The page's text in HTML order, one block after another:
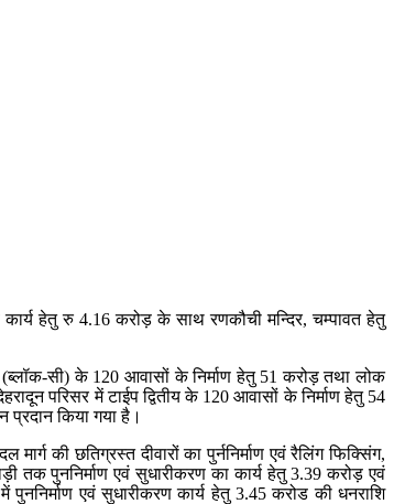
कार्य हेतु रु 4.16 करोड़ के साथ रणकौची मन्दिर, चम्पावत हेतु
(ब्लॉक-सी) के 120 आवासों के निर्माण हेतु 51 करोड़ तथा लोक
परिसर में टाईप द्वितीय के 120 आवासों के निर्माण हेतु 54
प्रदान किया गया है।
की छतिग्रस्त दीवारों का पुर्ननिर्माण एवं रैलिंग फिक्सिंग,
तक पुननिर्माण एवं सुधारीकरण का कार्य हेतु 3.39 करोड़ एवं
एवं सुधारीकरण कार्य हेतु 3.45 करोड की धनराशि